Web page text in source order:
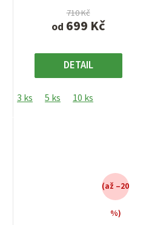
hvězdiček.
od 699 Kč
710 Kč
DETAIL
3 ks 5 ks 10 ks
(až –20
%)